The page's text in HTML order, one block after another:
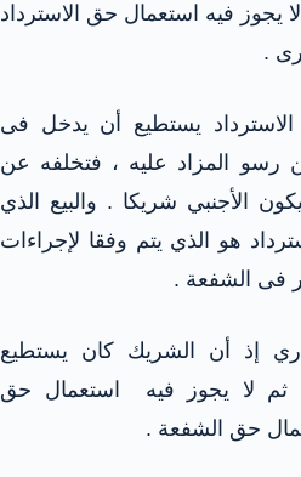
لا يجوز فيه استعمال حق الاسترداد
.
يستطيع أن يدخل فى
رسو المزاد عليه ، فتخلفه عن
الأجنبي شريكا . والبيع الذي
هو الذي يتم وفقا لإجراءات
فى الشفعة .
إذ أن الشريك كان يستطيع
ثم لا يجوز فيه استعمال حق
حق الشفعة .